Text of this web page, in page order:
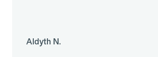
Aldyth N.